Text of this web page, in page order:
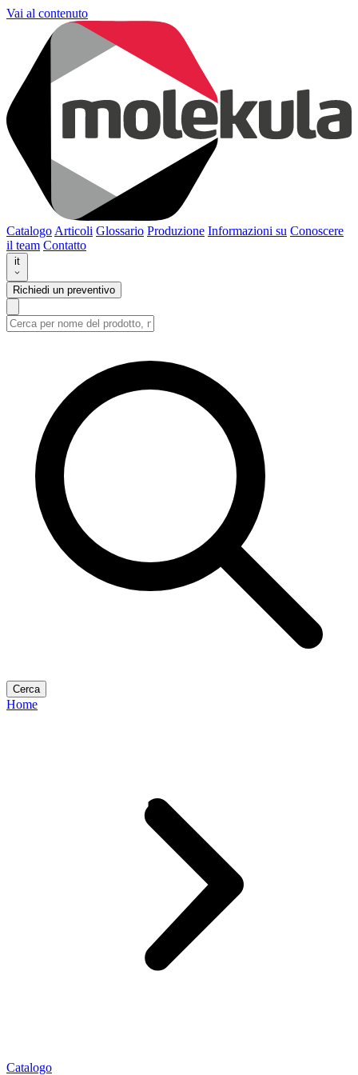
Vai al contenuto
Catalogo Articoli Glossario Produzione Informazioni su Conoscere
il team Contatto
it
Richiedi un preventivo
Cerca
Home
Catalogo